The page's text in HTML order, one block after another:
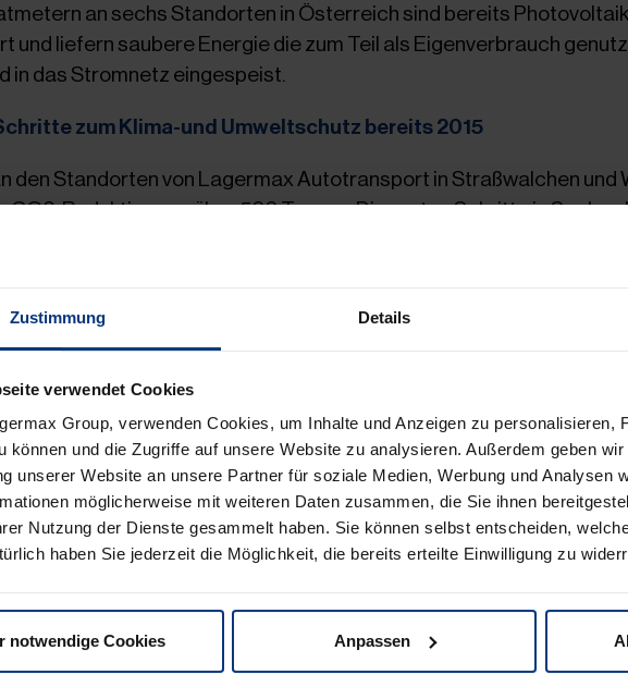
Zustimmung Details
verwendet Cookies
Group, verwenden Cookies, um Inhalte und Anzeigen zu personalisieren,
können und die Zugriffe auf unsere Website zu analysieren. Außerdem geben
unserer Website an unsere Partner für soziale Medien, Werbung und Analysen
möglicherweise mit weiteren Daten zusammen, die Sie ihnen
Nutzung der Dienste gesammelt haben. Sie können selbst entscheiden,
haben Sie jederzeit die Möglichkeit, die bereits erteilte Einwilligung zu
notwendige Cookies Anpassen
an sechs Standorten in Österreich sind bereits
und liefern saubere Energie die zum Teil als Eigenverbrauch
in das Stromnetz eingespeist.
zum Klima-und Umweltschutz bereits 2015
den Standorten von Lagermax Autotransport in Straßwalchen und
CO2-Reduktion von über 500 Tonnen. Die ersten Schritte in Sachen
unternahm der Automobillogistiker bereits vor 5 Jahren, als
Mechanik-Halle in Straßwalchen montiert wurden. Dies sorgte
Photovoltaik-Anlagen auf Dächern wurden am Standort der
Lagermax Paketdienst-Niederlassungen in St. Veit / Glan,
ermöglichen alle sechs Photovoltaik-Anlagen eine
2447 kWp (Kilowatt-Peak). Die Anlagen zeigen das klare
sorgsamen und umweltfreundlichen Umgang zur
Lagermax